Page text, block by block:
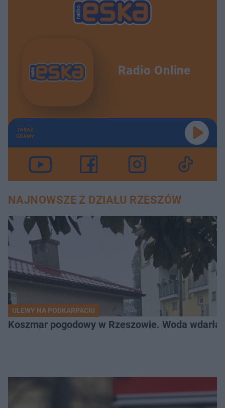
Radio Online
TERAZ
GRAMY
NAJNOWSZE Z DZIAŁU RZESZÓW
ULEWY NA PODKARPACIU
Koszmar pogodowy w Rzeszowie. Woda